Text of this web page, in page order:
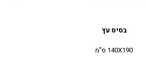
בסיס עץ
140X190 ס”מ